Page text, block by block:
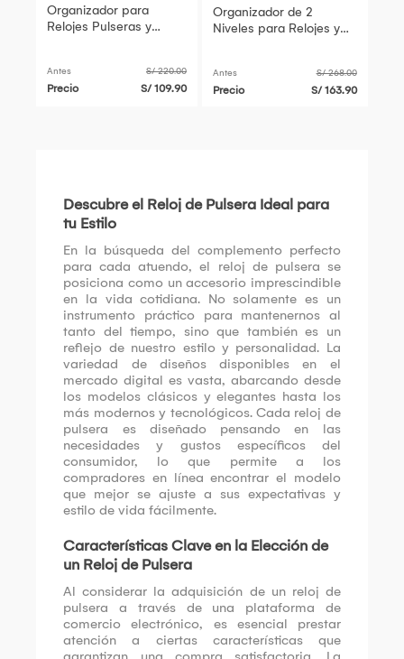
Organizador para
Relojes Pulseras y
Antes S/ 220.00
Precio S/ 109.90
Organizador de 2
Niveles para Relojes y
Antes S/ 268.00
Precio S/ 163.90
Descubre el Reloj de Pulsera Ideal para
tu Estilo
En la búsqueda del complemento perfecto
para cada atuendo, el reloj de pulsera se
posiciona como un accesorio imprescindible
en la vida cotidiana. No solamente es un
instrumento práctico para mantenernos al
tanto del tiempo, sino que también es un
reflejo de nuestro estilo y personalidad. La
variedad de diseños disponibles en el
mercado digital es vasta, abarcando desde
los modelos clásicos y elegantes hasta los
más modernos y tecnológicos. Cada reloj de
pulsera es diseñado pensando en las
necesidades y gustos específicos del
consumidor, lo que permite a los
compradores en línea encontrar el modelo
que mejor se ajuste a sus expectativas y
estilo de vida fácilmente.
Características Clave en la Elección de
un Reloj de Pulsera
Al considerar la adquisición de un reloj de
pulsera a través de una plataforma de
comercio electrónico, es esencial prestar
atención a ciertas características que